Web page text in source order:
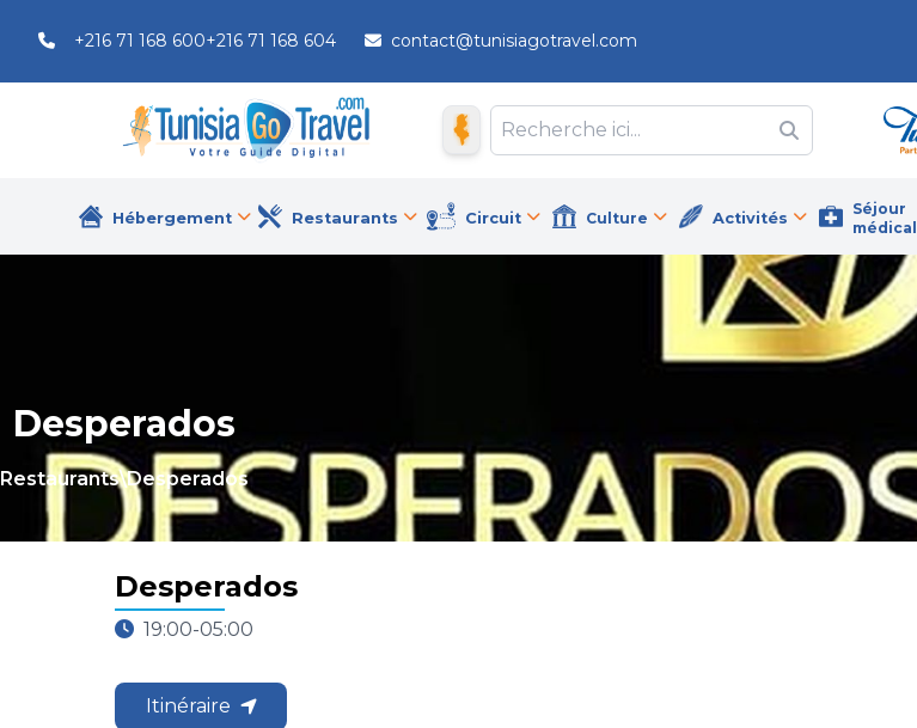
+216 71 168 600+216 71 168 604 contact@tunisiagotravel.com
Hébergement Restaurants Circuit Culture Activités
Séjour
médical
Desperados
Restaurants\Desperados
Desperados
19:00-05:00
Itinéraire